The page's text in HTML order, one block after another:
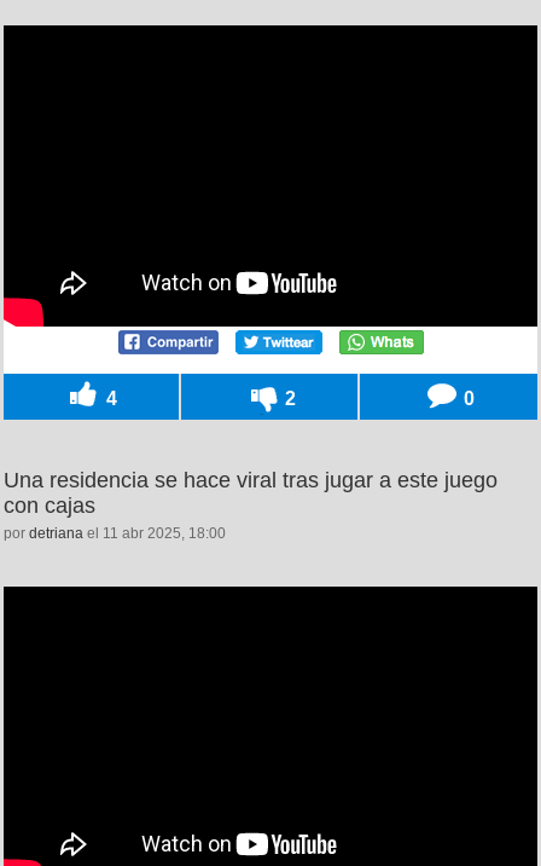
4 2 0
Una residencia se hace viral tras jugar a este juego
con cajas
por detriana el 11 abr 2025, 18:00